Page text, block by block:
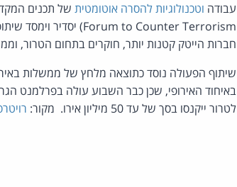
עבודה וטכנולוגיות להסרה אוטומטיתשל תכנים
Forum to Counter Terrorism) יסדיר וימסד
חברות הייטק קטנות יותר, חוקרים בתחום הטרור,
שיתוף הפעולה נוסד כתוצאה מלחץ של ממשלות
באיחוד האירופי, שכן כבר השבוע עולה בפרלמנט
לטרור ייקנסו בסך של עד 50 מיליון אירו. מקור: